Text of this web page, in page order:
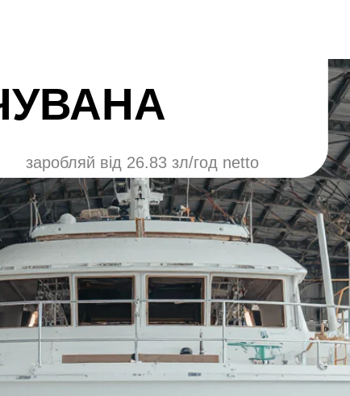
заробляй від 26.83 зл/год netto